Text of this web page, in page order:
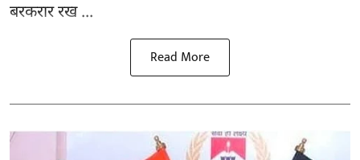
बरकरार रख ...
Read More